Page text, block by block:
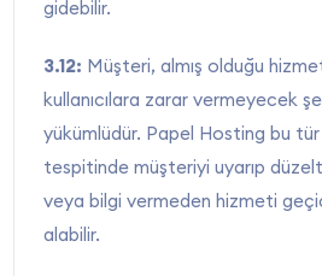
gidebilir.
3.12: Müşteri, almış olduğu
kullanıcılara zarar vermeyecek
yükümlüdür. Papel Hosting bu tür
tespitinde müşteriyi uyarıp
veya bilgi vermeden hizmeti
alabilir.